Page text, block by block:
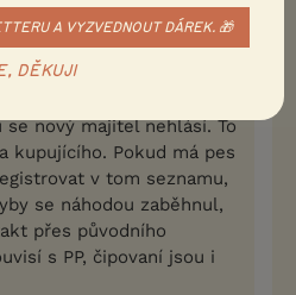
nový majitel nehlásí. To
kupujícího. Pokud má pes
v tom seznamu,
se náhodou zaběhnul,
přes původního
s PP, čipovaní jsou i
A VYZVEDNOUT DÁREK. 🎁
DĚKUJI